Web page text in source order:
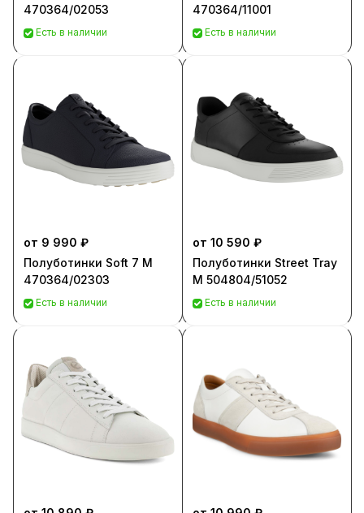
470364/02053
Есть в наличии
470364/11001
Есть в наличии
от 9 990 ₽
Полуботинки Soft 7 M
470364/02303
Есть в наличии
от 10 590 ₽
Полуботинки Street Tray
M 504804/51052
Есть в наличии